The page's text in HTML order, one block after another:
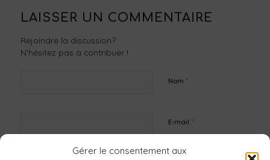
Gérer le consentement aux
LAISSER UN COMMENTAIRE
Rejoindre la discussion?
N’hésitez pas à contribuer !
Nom *
E-mail *